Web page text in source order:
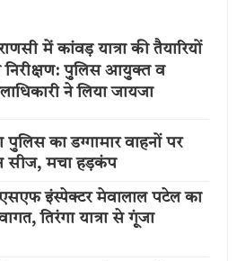
में कांवड़ यात्रा की तैयारियों
निरीक्षण: पुलिस आयुक्त व
ने लिया जायजा
पुलिस का डग्गामार वाहनों पर
सीज, मचा हड़कंप
इंस्पेक्टर मेवालाल पटेल का
तिरंगा यात्रा से गूंजा